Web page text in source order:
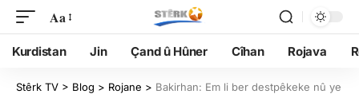
Aa
Kurdistan Jin Çand û Hûner Cîhan Rojava
Stêrk TV > Blog > Rojane > Bakirhan: Em li ber destpêkeke nû ye